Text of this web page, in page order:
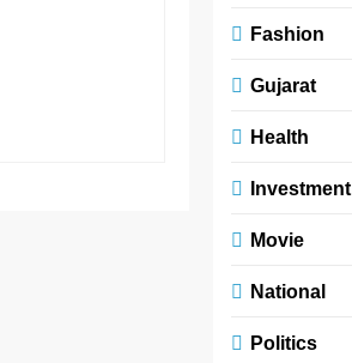
Fashion
Gujarat
Health
Investment
Movie
National
Politics